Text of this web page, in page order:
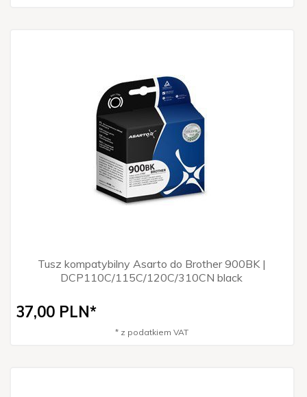
Tusz kompatybilny Asarto do Brother 900BK |
DCP110C/115C/120C/310CN black
37,00 PLN*
* z podatkiem VAT